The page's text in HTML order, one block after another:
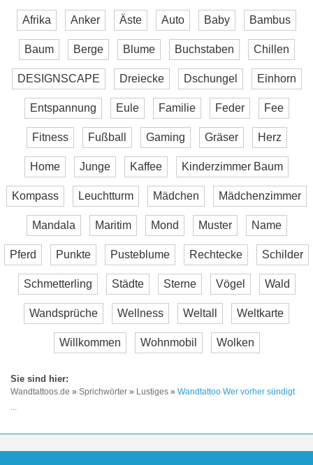
Afrika Anker Äste Auto Baby Bambus
Baum Berge Blume Buchstaben Chillen
DESIGNSCAPE Dreiecke Dschungel Einhorn
Entspannung Eule Familie Feder Fee
Fitness Fußball Gaming Gräser Herz
Home Junge Kaffee Kinderzimmer Baum
Kompass Leuchtturm Mädchen Mädchenzimmer
Mandala Maritim Mond Muster Name
Pferd Punkte Pusteblume Rechtecke Schilder
Schmetterling Städte Sterne Vögel Wald
Wandsprüche Wellness Weltall Weltkarte
Willkommen Wohnmobil Wolken
Wandtattoos.de » Sprichwörter » Lustiges » Wandtattoo Wer vorher sündigt